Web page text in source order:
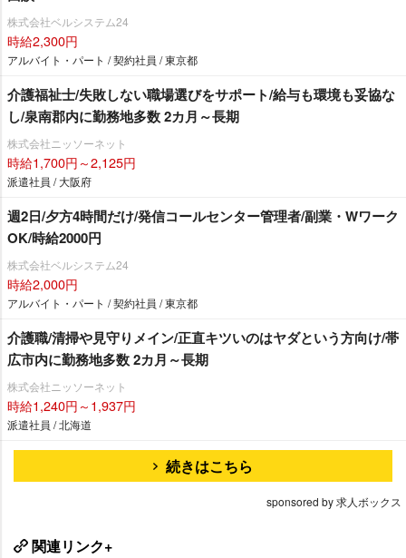
株式会社ベルシステム24
時給2,300円
アルバイト・パート / 契約社員 / 東京都
介護福祉士/失敗しない職場選びをサポート/給与も環境も妥協な
し/泉南郡内に勤務地多数 2カ月～長期
株式会社ニッソーネット
時給1,700円～2,125円
派遣社員 / 大阪府
週2日/夕方4時間だけ/発信コールセンター管理者/副業・Wワーク
OK/時給2000円
株式会社ベルシステム24
時給2,000円
アルバイト・パート / 契約社員 / 東京都
介護職/清掃や見守りメイン/正直キツいのはヤダという方向け/帯
広市内に勤務地多数 2カ月～長期
株式会社ニッソーネット
時給1,240円～1,937円
派遣社員 / 北海道
続きはこちら
sponsored by 求人ボックス
関連リンク+